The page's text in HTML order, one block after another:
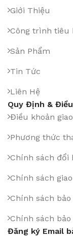
Giới Thiệu
Công trình tiêu
Sản Phẩm
Tin Tức
Liên Hệ
Quy Định &
Điều khoản
Phương thức
Chính sách đổi
Chính sách
Chính sách bảo
Chính sách
Đăng ký Email